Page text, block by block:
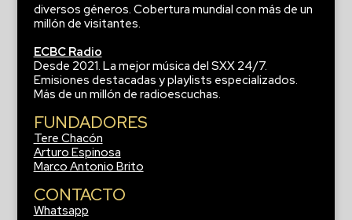
diversos géneros. Cobertura mundial con más de un
millón de visitantes.
ECBC Radio
Desde 2021. La mejor música del SXX 24/7.
Emisiones destacadas y playlists especializados.
Más de un millón de radioescuchas.
FUNDADORES
Tere Chacón
Arturo Espinosa
Marco Antonio Brito
CONTACTO
Whatsapp